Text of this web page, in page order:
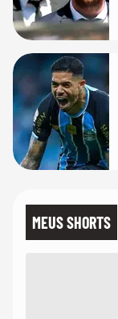
MEUS SHORTS